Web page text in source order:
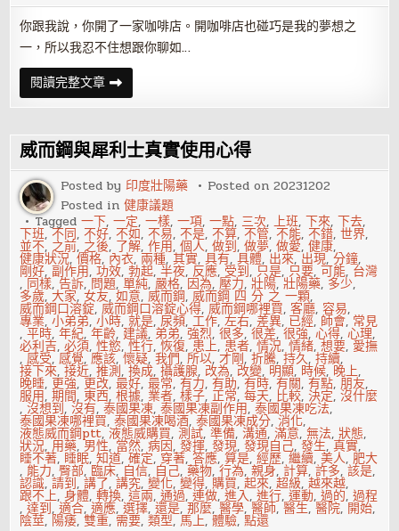
你跟我說，你開了一家咖啡店。開咖啡店也碰巧是我的夢想之
一，所以我忍不住想跟你聊如…
閱讀完整文章開
咖
啡
前
你
該
懂
的
事
威而鋼與犀利士真實使用心得
Posted by 印度壯陽藥 Posted on20231202
Posted in健康議題
Tagged一下,一定,一樣,一項,一點, 三次,上班,下來,下去,
下班,不同,不好,不如,不易,不是,不算,不管,不能,不錯,世界,
並不, 之前, 之後, 了解,作用,個人,做到,做夢,做愛,健康,
健康狀況,價格, 內衣, 兩種,其實,具有,具體, 出來, 出現,分鐘,
剛好,副作用,功效,勃起,半夜, 反應, 受到, 只是, 只要,可能, 台灣
, 同樣,告訴, 問題,單純,嚴格, 因為,壓力,壯陽,壯陽藥, 多少,
多歲,大家,女友,如意,威而鋼,威而鋼 四 分 之 一顆,
威而鋼口溶錠,威而鋼口溶錠心得,威而鋼哪裡買,客廳,容易,
專業,小弟弟,小時,就是,尿頻,工作,左右,差異, 已經, 師會, 常見
,平時,年紀,年齡, 建議, 弟弟,強烈,很多,很差,很強,心得,心理,
必利吉,必須,性慾,性行,恢復, 患上, 患者,情況,情緒,想要, 愛撫
,感受,感覺,應該,懷疑,我們,所以,才剛,折騰,持久,持續,
接下來,接近,推測,換成,攝護腺, 改為, 改變, 明顯, 時候, 晚上,
晚睡, 更強,更改,最好,最常,有力,有助,有時,有關,有點,朋友,
服用,期間,東西,根據, 業者,樣子,正常,每天, 比較,決定,沒什麼
,沒想到,沒有,泰國果凍,泰國果凍副作用,泰國果凍吃法,
泰國果凍哪裡買,泰國果凍喝酒,泰國果凍成分,消化,
液態威而鋼ptt,液態威購買,測試,準備,溝通,滿意,無法,狀態,
狀況, 用藥,男性, 當然,病因,發揮,發現,發現自己,發生,真實,
睡不著, 睡眠,知道,確定, 穿著,答應,算是,經歷,繼續,美人,肥大
, 能力,臀部, 臨床, 自信, 自己,藥物,行為,親身, 計算,許多,該是,
認識,請到,講了,講究,變化,變得,購買,起來,超級,越來越,
跟不上,身體,轉換,這兩,通過,連做,進入,進行,運動,過的,過程
,達到,適合,適應,選擇,還是,那麼,醫學,醫師,醫生,醫院, 開始,
陰莖, 陽痿,雙重, 需要,類型, 馬上,體驗,點還